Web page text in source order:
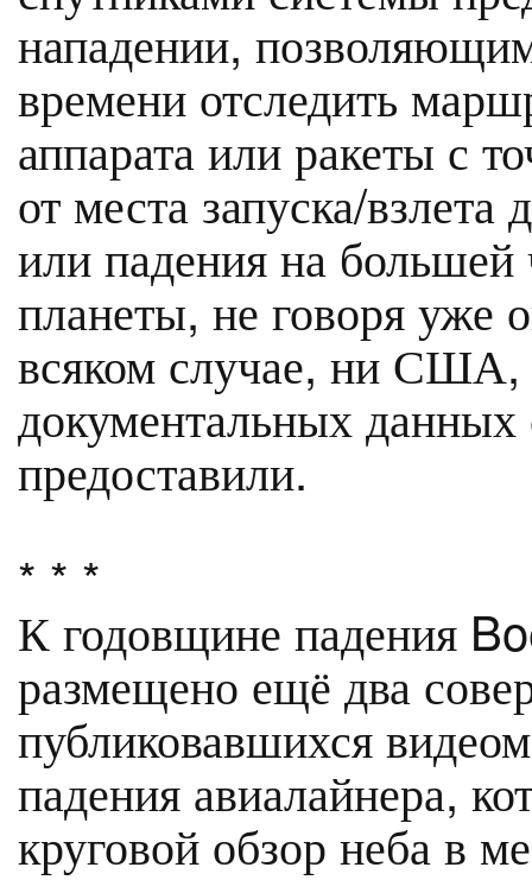
нападении,
времени отследить
аппарата или ракеты с
от места запуска/
или падения на большей
планеты, не говоря уже
всяком случае, ни США,
документальных данных
предоставили.
* * *
К годовщине падения
размещено ещё два
публиковавшихся
падения авиалайнера,
круговой обзор неба в